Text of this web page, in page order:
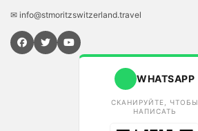
✉ info@stmoritzswitzerland.travel
WHATSAPP
СКАНИРУЙТЕ, ЧТОБЫ
НАПИСАТЬ